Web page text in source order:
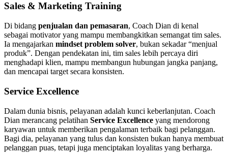
Sales & Marketing Training
Di bidang penjualan dan pemasaran, Coach Dian di kenal
sebagai motivator yang mampu membangkitkan semangat tim sales.
Ia mengajarkan mindset problem solver, bukan sekadar “menjual
produk”. Dengan pendekatan ini, tim sales lebih percaya diri
menghadapi klien, mampu membangun hubungan jangka panjang,
dan mencapai target secara konsisten.
Service Excellence
Dalam dunia bisnis, pelayanan adalah kunci keberlanjutan. Coach
Dian merancang pelatihan Service Excellence yang mendorong
karyawan untuk memberikan pengalaman terbaik bagi pelanggan.
Bagi dia, pelayanan yang tulus dan konsisten bukan hanya membuat
pelanggan puas, tetapi juga menciptakan loyalitas yang berharga.